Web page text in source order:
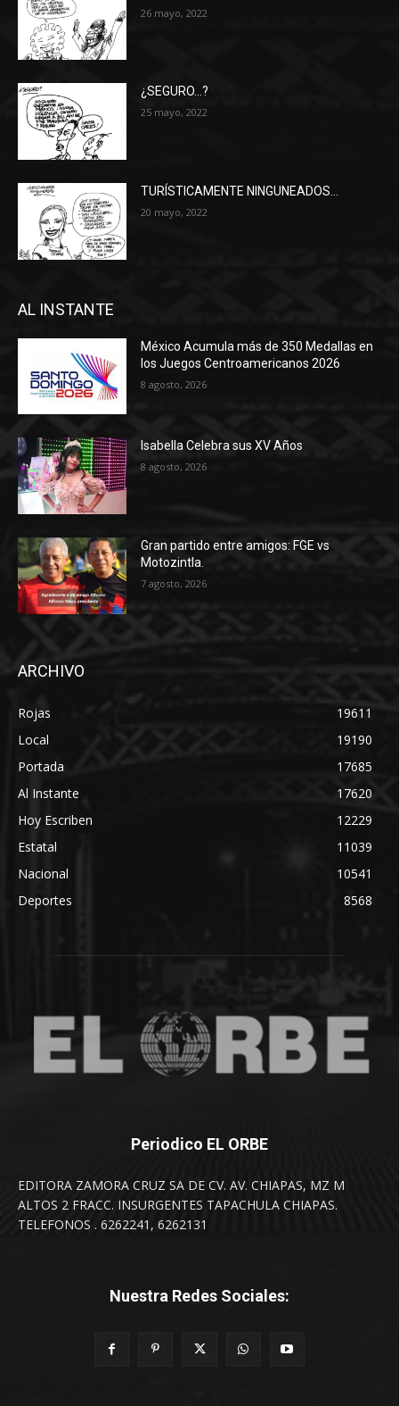
26 mayo, 2022
¿SEGURO…?
25 mayo, 2022
TURÍSTICAMENTE NINGUNEADOS…
20 mayo, 2022
AL INSTANTE
México Acumula más de 350 Medallas en
los Juegos Centroamericanos 2026
8 agosto, 2026
Isabella Celebra sus XV Años
8 agosto, 2026
Gran partido entre amigos: FGE vs
Motozintla.
7 agosto, 2026
ARCHIVO
Rojas
19611
Local
19190
Portada
17685
Al Instante
17620
Hoy Escriben
12229
Estatal
11039
Nacional
10541
Deportes
8568
Periodico EL ORBE
EDITORA ZAMORA CRUZ SA DE CV. AV. CHIAPAS, MZ M
ALTOS 2 FRACC. INSURGENTES TAPACHULA CHIAPAS.
TELEFONOS . 6262241, 6262131
Nuestra Redes Sociales: